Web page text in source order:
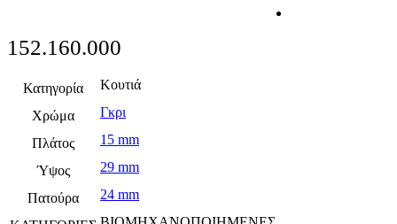
152.160.000
Κατηγορία Κουτιά
Χρώμα Γκρι
Πλάτος 15 mm
Ύψος 29 mm
Πατούρα 24 mm